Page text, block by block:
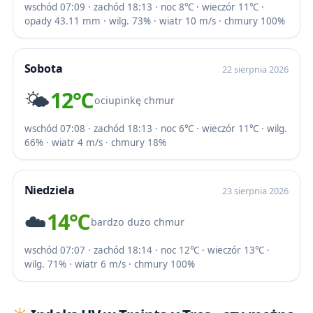
wschód 07:09 · zachód 18:13 · noc 8℃ · wieczór 11℃ ·
opady 43.11 mm · wilg. 73% · wiatr 10 m/s · chmury 100%
Sobota 22 sierpnia 2026
🌤️12℃ociupinkę chmur
wschód 07:08 · zachód 18:13 · noc 6℃ · wieczór 11℃ · wilg.
66% · wiatr 4 m/s · chmury 18%
Niedziela 23 sierpnia 2026
☁️14℃bardzo dużo chmur
wschód 07:07 · zachód 18:14 · noc 12℃ · wieczór 13℃ ·
wilg. 71% · wiatr 6 m/s · chmury 100%